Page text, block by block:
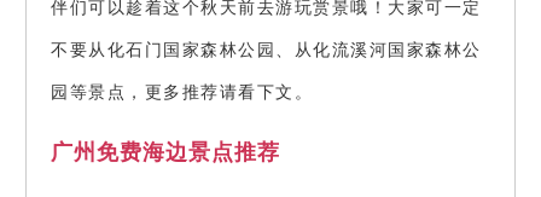
伴们可以趁着这个秋天前去游玩赏景哦！大家可一定
不要从化石门国家森林公园、从化流溪河国家森林公
园等景点，更多推荐请看下文。
广州免费海边景点推荐